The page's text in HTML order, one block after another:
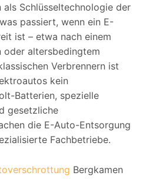
Schlüsseltechnologie der
passiert, wenn ein E-
ist – etwa nach einem
oder altersbedingtem
Verbrennern ist
kein
Batterien, spezielle
gesetzliche
die E-Auto-Entsorgung
Fachbetriebe.
Bergkamen